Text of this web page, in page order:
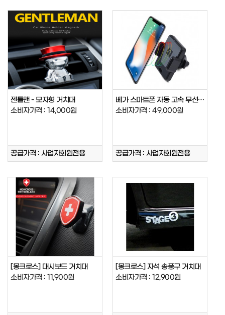
젠틀맨 - 모자형 거치대
소비자가격 : 14,000원
공급가격 : 사업자회원전용
베가 스마트폰 자동 고속 무선충전 거치…
소비자가격 : 49,000원
공급가격 : 사업자회원전용
[몽크로스] 대시보드 거치대
소비자가격 : 11,900원
[몽크로스] 자석 송풍구 거치대
소비자가격 : 12,900원